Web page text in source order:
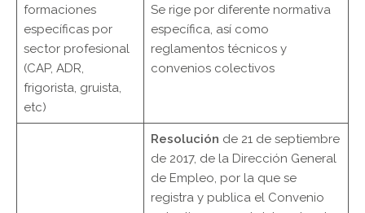
formaciones
específicas por
sector profesional
(CAP, ADR,
frigorista, gruista,
etc)
Se rige por diferente normativa
específica, así como
reglamentos técnicos y
convenios colectivos
Resolución de 21 de septiembre
de 2017, de la Dirección General
de Empleo, por la que se
registra y publica el Convenio